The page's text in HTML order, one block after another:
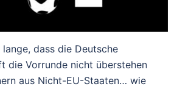
dass die Deutsche
die Vorrunde nicht überstehen
aus Nicht-EU-Staaten… wie